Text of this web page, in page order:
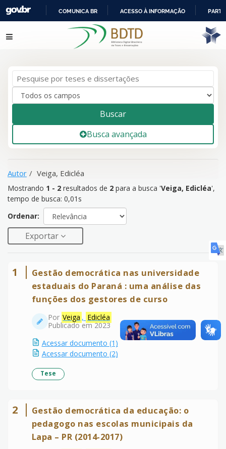
IR
PARA
COMUNICA BR ACESSO À INFORMAÇÃO
Mostrando resultados de 2para a busca ' Veiga, Edicléa'
Pular para o conteúdo
Buscar
Busca avançada
Autor Veiga, Edicléa
Mostrando 1 - 2 resultados de 2 para a busca 'Veiga, Edicléa',
tempo de busca: 0,01s
Ordenar:
Exportar
1
Gestão democrática nas universidade
estaduais do Paraná : uma análise das
funções dos gestores de curso
Por Veiga , Edicléa
Publicado em 2023
Acessar documento (1)
Acessar documento (2)
Tese
2
Gestão democrática da educação: o
pedagogo nas escolas municipais da
Lapa – PR (2014-2017)